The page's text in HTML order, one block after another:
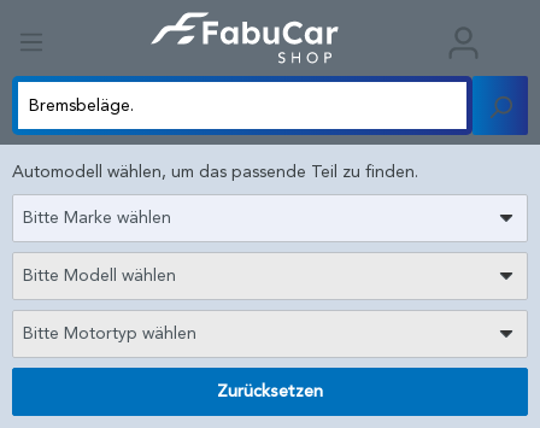
Automodell wählen, um das passende Teil zu finden.
Bitte Marke wählen
Bitte Modell wählen
Bitte Motortyp wählen
Zurücksetzen